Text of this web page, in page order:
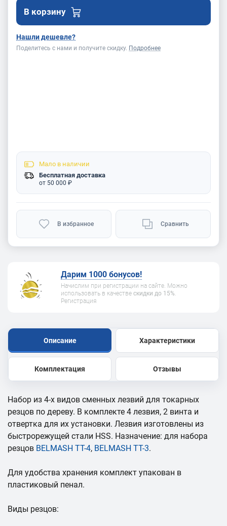
В корзину
Нашли дешевле?
Поделитесь с нами и получите скидку. Подробнее
Мало в наличии
Бесплатная доставка
от 50 000 ₽
В избранное Сравнить
Дарим 1000 бонусов!
Начислим при регистрации на сайте. Можно
использовать в качестве скидки до 15%.
Регистрация
Описание Характеристики
Комплектация Отзывы
Набор из 4-х видов сменных лезвий для токарных
резцов по дереву. В комплекте 4 лезвия, 2 винта и
отвертка для их установки. Лезвия изготовлены из
быстрорежущей стали HSS. Назначение: для набора
резцов BELMASH TT-4, BELMASH TT-3.
Для удобства хранения комплект упакован в
пластиковый пенал.
Виды резцов: